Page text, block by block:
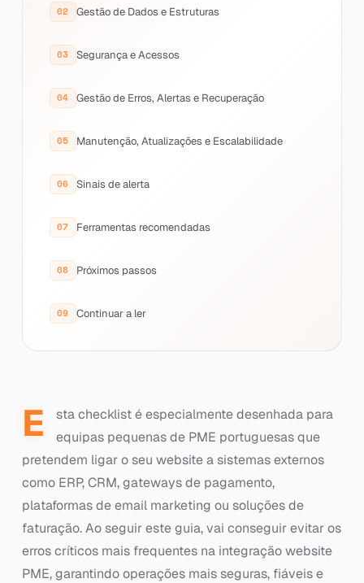
Gestão de Dados e Estruturas
Segurança e Acessos
Gestão de Erros, Alertas e Recuperação
Manutenção, Atualizações e Escalabilidade
Sinais de alerta
Ferramentas recomendadas
Próximos passos
Continuar a ler
E
sta checklist é especialmente desenhada para
equipas pequenas de PME portuguesas que
pretendem ligar o seu website a sistemas externos
como ERP, CRM, gateways de pagamento,
plataformas de email marketing ou soluções de
faturação. Ao seguir este guia, vai conseguir evitar os
erros críticos mais frequentes na integração website
PME, garantindo operações mais seguras, fiáveis e